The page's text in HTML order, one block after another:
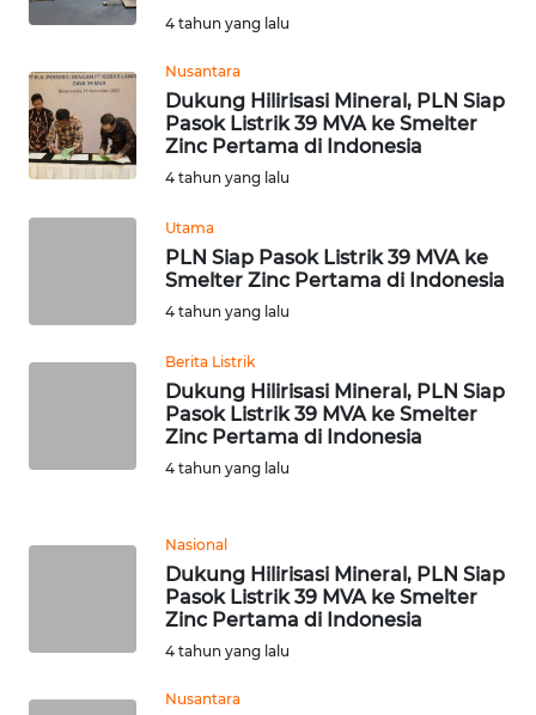
4 tahun yang lalu
Nusantara
Dukung Hilirisasi Mineral, PLN Siap
Pasok Listrik 39 MVA ke Smelter
Zinc Pertama di Indonesia
4 tahun yang lalu
Utama
PLN Siap Pasok Listrik 39 MVA ke
Smelter Zinc Pertama di Indonesia
4 tahun yang lalu
Berita Listrik
Dukung Hilirisasi Mineral, PLN Siap
Pasok Listrik 39 MVA ke Smelter
Zinc Pertama di Indonesia
4 tahun yang lalu
Nasional
Dukung Hilirisasi Mineral, PLN Siap
Pasok Listrik 39 MVA ke Smelter
Zinc Pertama di Indonesia
4 tahun yang lalu
Nusantara
DISCLAIMER
Wahana
Regional
WN